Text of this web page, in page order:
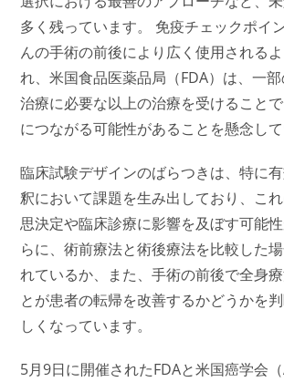
多く残っています。 免疫チェックポイ
んの手術の前後により広く使用される
れ、米国食品医薬品局（FDA）は、一
治療に必要な以上の治療を受けること
につながる可能性があることを懸念して
臨床試験デザインのばらつきは、特に
釈において課題を生み出しており、こ
思決定や臨床診療に影響を及ぼす可能
らに、術前療法と術後療法を比較した
れているか、また、手術の前後で全身
とが患者の転帰を改善するかどうかを
しくなっています。
5月9日に開催されたFDAと米国癌学会